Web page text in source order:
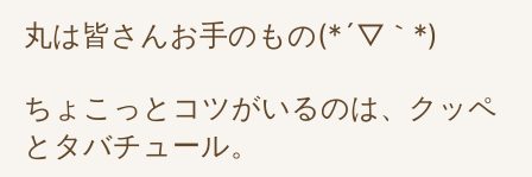
丸は皆さんお手のもの(*´▽｀*)
ちょこっとコツがいるのは、クッペ
とタバチュール。